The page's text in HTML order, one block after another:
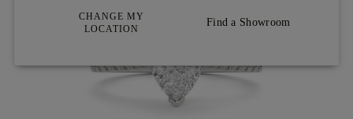
CHANGE MY
LOCATION
Find a Showroom